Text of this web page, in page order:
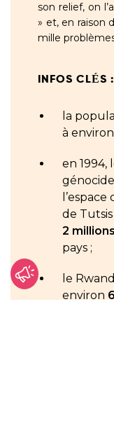
son relief, on
» et, en raison
mille
INFOS CLÉS :
la
à environ
en 1994,
de
2 millions
pays ;
le
environ